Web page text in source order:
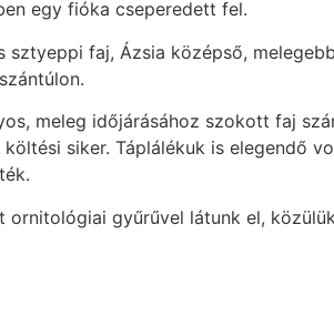
egy fióka cseperedett fel.
faj, Ázsia középső,
meleg időjárásához szokott faj
siker. Táplálékuk is elegendő
gyűrűvel látunk el,